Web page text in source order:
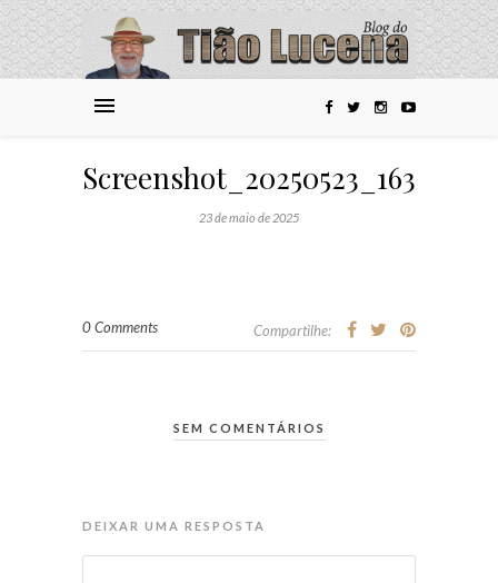
23 de maio de 2025
0 Comments Compartilhe:
SEM COMENTÁRIOS
DEIXAR UMA RESPOSTA